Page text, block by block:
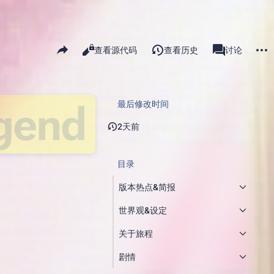
分享此页面
查看阅读
查看源代码 查看历史 associated-
页面
讨论
最后修改时间
2天前
目录
版本热点&简报
世界观&设定
关于旅程
剧情